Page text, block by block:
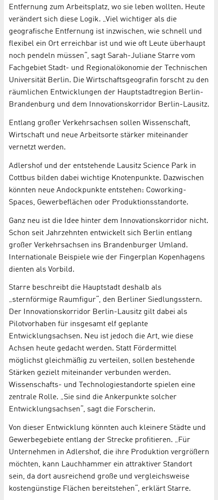
Entfernung zum Arbeitsplatz, wo sie leben wollten. Heute
verändert sich diese Logik. „Viel wichtiger als die
geografische Entfernung ist inzwischen, wie schnell und
flexibel ein Ort erreichbar ist und wie oft Leute überhaupt
noch pendeln müssen“, sagt Sarah-Juliane Starre vom
Fachgebiet Stadt- und Regionalökonomie der Technischen
Universität Berlin. Die Wirtschaftsgeografin forscht zu den
räumlichen Entwicklungen der Hauptstadtregion Berlin-
Brandenburg und dem Innovationskorridor Berlin-Lausitz.
Entlang großer Verkehrsachsen sollen Wissenschaft,
Wirtschaft und neue Arbeitsorte stärker miteinander
vernetzt werden.
Adlershof und der entstehende Lausitz Science Park in
Cottbus bilden dabei wichtige Knotenpunkte. Dazwischen
könnten neue Andockpunkte entstehen: Coworking-
Spaces, Gewerbeflächen oder Produktionsstandorte.
Ganz neu ist die Idee hinter dem Innovationskorridor nicht.
Schon seit Jahrzehnten entwickelt sich Berlin entlang
großer Verkehrsachsen ins Brandenburger Umland.
Internationale Beispiele wie der Fingerplan Kopenhagens
dienten als Vorbild.
Starre beschreibt die Hauptstadt deshalb als
„sternförmige Raumfigur“, den Berliner Siedlungsstern.
Der Innovationskorridor Berlin-Lausitz gilt dabei als
Pilotvorhaben für insgesamt elf geplante
Entwicklungsachsen. Neu ist jedoch die Art, wie diese
Achsen heute gedacht werden. Statt Fördermittel
möglichst gleichmäßig zu verteilen, sollen bestehende
Stärken gezielt miteinander verbunden werden.
Wissenschafts- und Technologiestandorte spielen eine
zentrale Rolle. „Sie sind die Ankerpunkte solcher
Entwicklungsachsen“, sagt die Forscherin.
Von dieser Entwicklung könnten auch kleinere Städte und
Gewerbegebiete entlang der Strecke profitieren. „Für
Unternehmen in Adlershof, die ihre Produktion vergrößern
möchten, kann Lauchhammer ein attraktiver Standort
sein, da dort ausreichend große und vergleichsweise
kostengünstige Flächen bereitstehen“, erklärt Starre.